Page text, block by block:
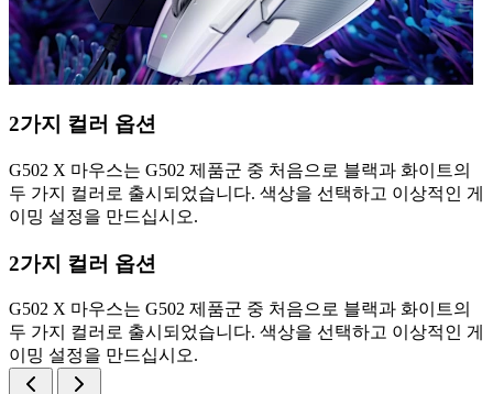
2가지 컬러 옵션
G502 X 마우스는 G502 제품군 중 처음으로 블랙과 화이트의
두 가지 컬러로 출시되었습니다. 색상을 선택하고 이상적인 게
이밍 설정을 만드십시오.
2가지 컬러 옵션
G502 X 마우스는 G502 제품군 중 처음으로 블랙과 화이트의
두 가지 컬러로 출시되었습니다. 색상을 선택하고 이상적인 게
이밍 설정을 만드십시오.